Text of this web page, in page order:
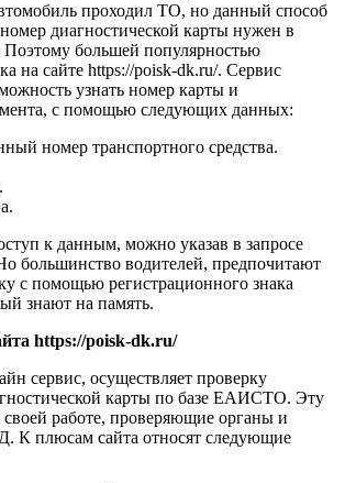
проходил ТО, но данный способ
диагностической карты нужен в
большей популярностью
на сайте https://poisk-dk.ru/. Сервис
узнать номер карты и
с помощью следующих данных:
номер транспортного средства.
к данным, можно указав в запросе
водителей, предпочитают
с помощью регистрационного знака
знают на память.
https://poisk-dk.ru/
сервис, осуществляет проверку
карты по базе ЕАИСТО. Эту
своей работе, проверяющие органы и
К плюсам сайта относят следующие